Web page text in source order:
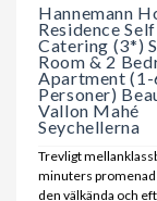
Hannemann
Residence Self
Catering (3*)
Room & 2
Apartment (1-
Personer)
Vallon Mahé
Seychellerna
Trevligt
minuters promenad
den välkända och